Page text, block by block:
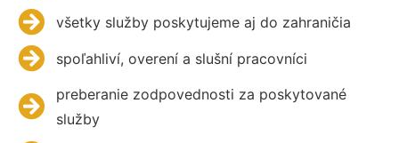
všetky služby poskytujeme aj do zahraničia
spoľahliví, overení a slušní pracovníci
preberanie zodpovednosti za poskytované
služby